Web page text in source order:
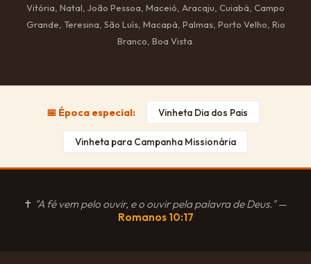
Vitória, Natal, João Pessoa, Maceió, Aracaju, Cuiabá, Campo
Grande, Teresina, São Luís, Macapá, Palmas, Porto Velho, Rio
Branco, Boa Vista.
📅 Época especial: Vinheta Dia dos Pais
Vinheta para Campanha Missionária
✝ "A fé vem pelo ouvir, e o ouvir pela palavra de Deus."—
Romanos 10:17